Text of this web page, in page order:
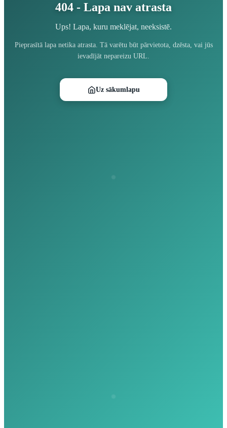
404 - Lapa nav atrasta
Ups! Lapa, kuru meklējat, neeksistē.
Pieprasītā lapa netika atrasta. Tā varētu būt pārvietota, dzēsta, vai jūs
ievadījāt nepareizu URL.
Uz sākumlapu